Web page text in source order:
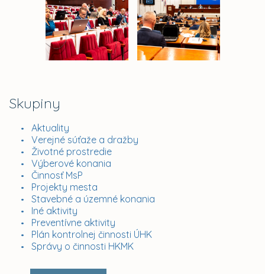
Skupiny
Aktuality
Verejné súťaže a dražby
Životné prostredie
Výberové konania
Činnosť MsP
Projekty mesta
Stavebné a územné konania
Iné aktivity
Preventívne aktivity
Plán kontrolnej činnosti ÚHK
Správy o činnosti HKMK